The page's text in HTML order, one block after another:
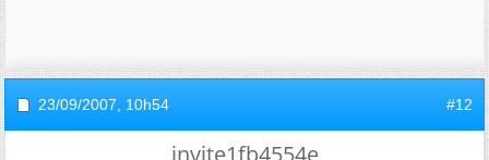
23/09/2007, 10h54 #12
invite1fb4554e